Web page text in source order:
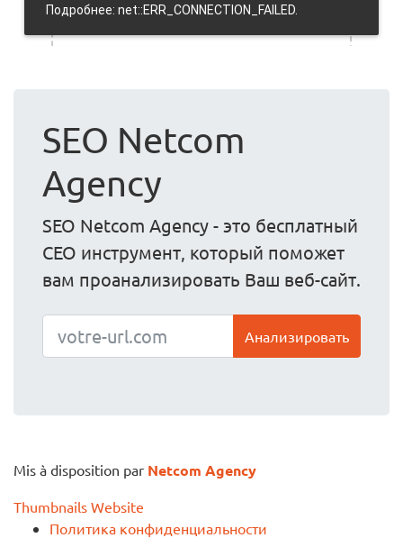
SEO Netcom
Agency
SEO Netcom Agency - это бесплатный
СЕО инструмент, который поможет
вам проанализировать Ваш веб-сайт.
Анализировать
Mis à disposition par Netcom Agency
Thumbnails Website
Политика конфиденциальности